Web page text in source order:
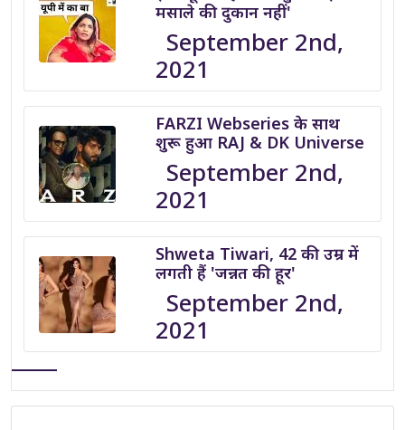
मसाले की दुकान नहीं'
September 2nd,
2021
FARZI Webseries के साथ
शुरू हुआ RAJ & DK Universe
September 2nd,
2021
Shweta Tiwari, 42 की उम्र में
लगती हैं 'जन्नत की हूर'
September 2nd,
2021